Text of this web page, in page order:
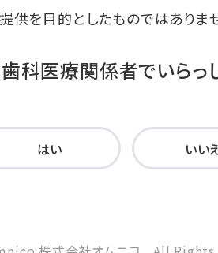
供を目的としたものではありま
科医療関係者でいらっ
はい いい